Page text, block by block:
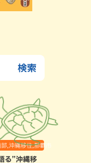
,沖縄移住,那覇市
る”沖縄移